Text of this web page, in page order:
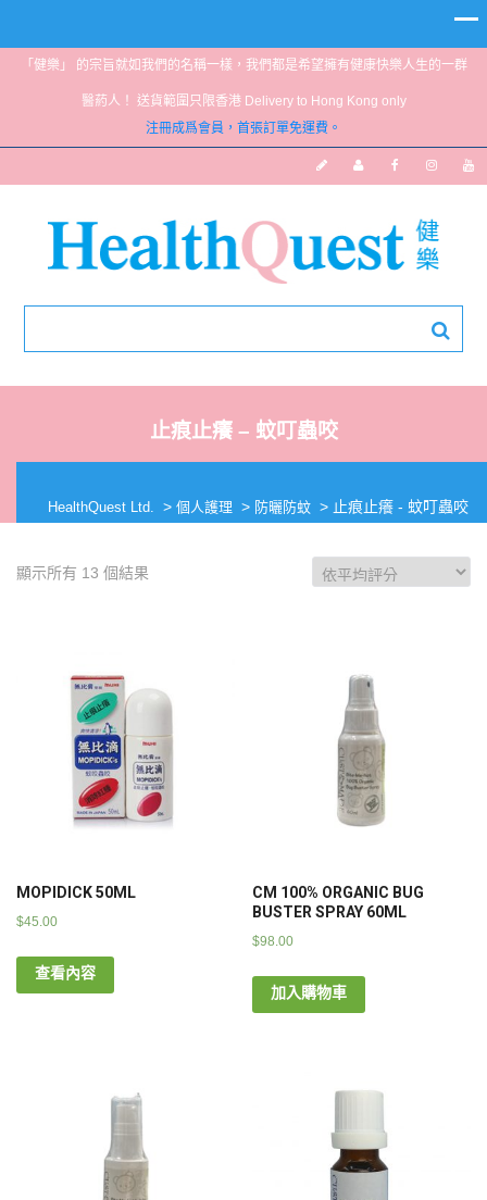
「健樂」 的宗旨就如我們的名稱一樣，我們都是希望擁有健康快樂人生的一群
醫葯人！ 送貨範圍只限香港 Delivery to Hong Kong only
注冊成爲會員，首張訂單免運費。
止痕止癢 – 蚊叮蟲咬
HealthQuest Ltd. > 個人護理 > 防曬防蚊 > 止痕止癢 - 蚊叮蟲咬
顯示所有 13 個結果
MOPIDICK 50ML
$45.00
查看內容
CM 100% ORGANIC BUG
BUSTER SPRAY 60ML
$98.00
加入購物車